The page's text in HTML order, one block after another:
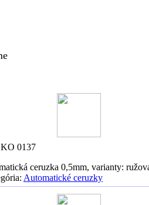
0137
ceruzka 0,5mm, varianty:
Automatické ceruzky